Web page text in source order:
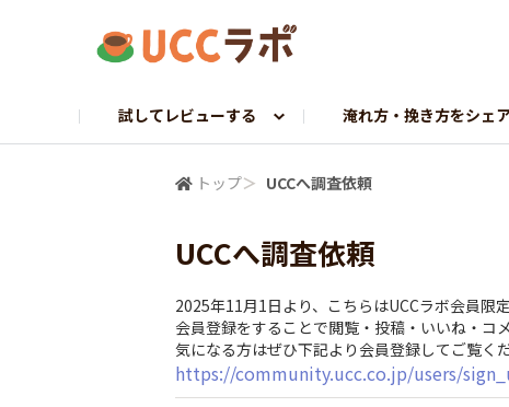
試してレビューする 淹れ方・挽き方をシェ
トップ＞ UCCへ調査依頼
UCCへ調査依頼
2025年11月1日より、こちらはUCCラボ会員限
会員登録をすることで閲覧・投稿・いいね・コ
気になる方はぜひ下記より会員登録してご覧く
https://community.ucc.co.jp/users/